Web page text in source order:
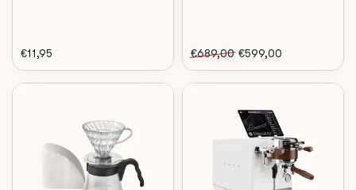
€11,95 €689,00 €599,00